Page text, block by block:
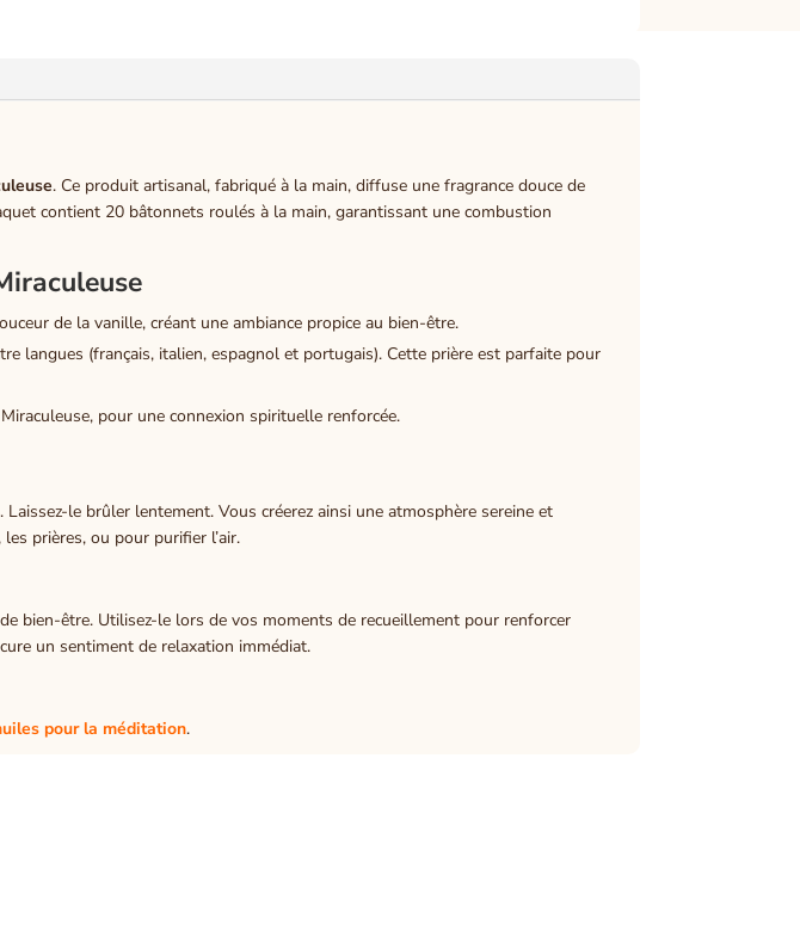
. Ce produit artisanal, fabriqué à la main, diffuse une fragrance douce de
contient 20 bâtonnets roulés à la main, garantissant une combustion
de la vanille, créant une ambiance propice au bien-être.
langues (français, italien, espagnol et portugais). Cette prière est parfaite pour
pour une connexion spirituelle renforcée.
. Laissez-le brûler lentement. Vous créerez ainsi une atmosphère sereine et
prières, ou pour purifier l’air.
bien-être. Utilisez-le lors de vos moments de recueillement pour renforcer
un sentiment de relaxation immédiat.
pour la méditation.